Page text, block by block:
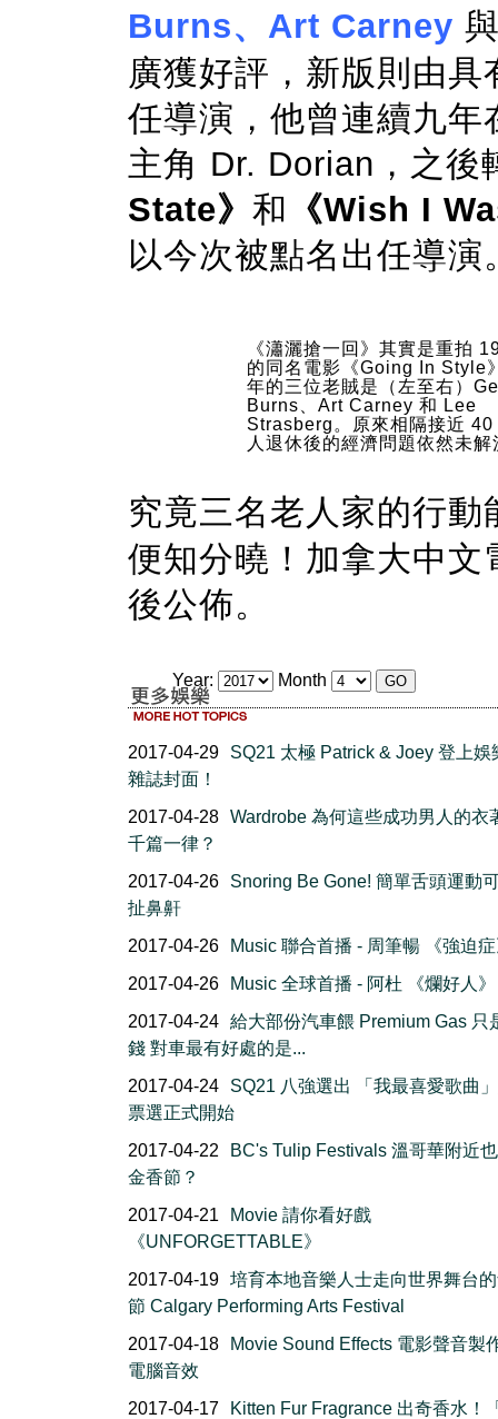
Burns、Art Carney
廣獲好評，新版則由
任導演，他曾連續九年
主角 Dr. Dorian，之後
State》 和 《Wish I
以今次被點名出任導演
《瀟灑搶一回》其實是重拍
的同名電影《Going In Style
年的三位老賊是（左至右）
Burns、Art Carney 和 Lee
Strasberg。原來相隔接近 40
人退休後的經濟問題依然未解
究竟三名老人家的行動
便知分曉！加拿大中
後公佈。
Year: Month
2017-04-29
SQ21 太極 Patrick & Joey 登上娛
雜誌封面！
2017-04-28 Wardrobe 為何這些成功男人的衣
千篇一律？
2017-04-26
Snoring Be Gone! 簡單舌頭運動
扯鼻鼾
2017-04-26
Music 聯合首播 - 周筆暢 《強迫
2017-04-26
Music 全球首播 - 阿杜 《爛好人》
2017-04-24 給大部份汽車餵 Premium Gas 只
錢 對車最有好處的是...
2017-04-24
SQ21 八強選出 「我最喜愛歌曲
票選正式開始
2017-04-22
BC's Tulip Festivals 溫哥華附近
金香節？
2017-04-21
Movie 請你看好戲
《UNFORGETTABLE》
2017-04-19 培育本地音樂人士走向世界舞台
節 Calgary Performing Arts Festival
2017-04-18
Movie Sound Effects 電影聲音製
電腦音效
2017-04-17
Kitten Fur Fragrance 出奇香水！